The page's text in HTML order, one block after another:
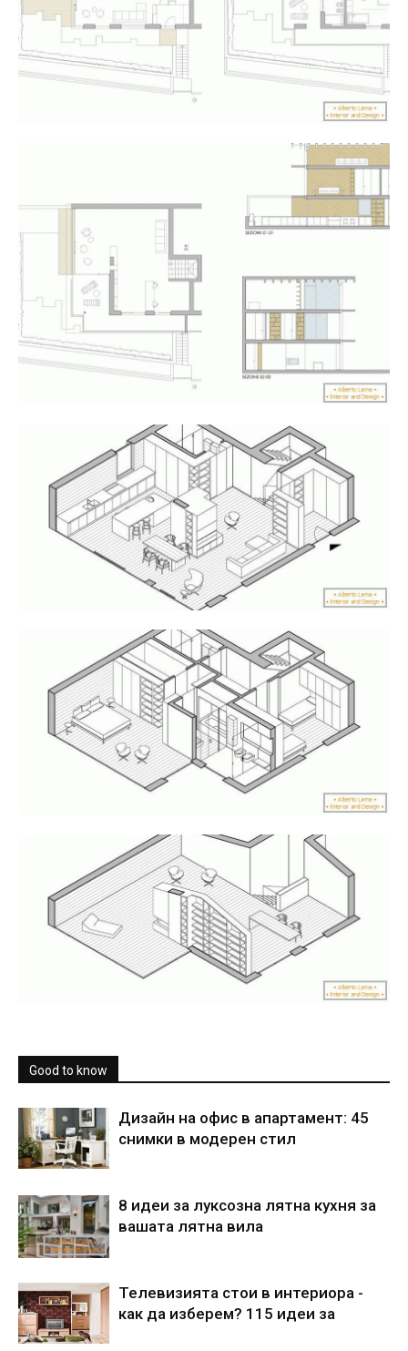
Good to know
Дизайн на офис в апартамент: 45
снимки в модерен стил
8 идеи за луксозна лятна кухня за
вашата лятна вила
Телевизията стои в интериора -
как да изберем? 115 идеи за